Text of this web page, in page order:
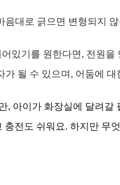
대로 긁으면 변형되지
있기를 원한다면, 전원
될 수 있으며, 어둠에
아이가 화장실에 달려
전도 쉬워요. 하지만 무